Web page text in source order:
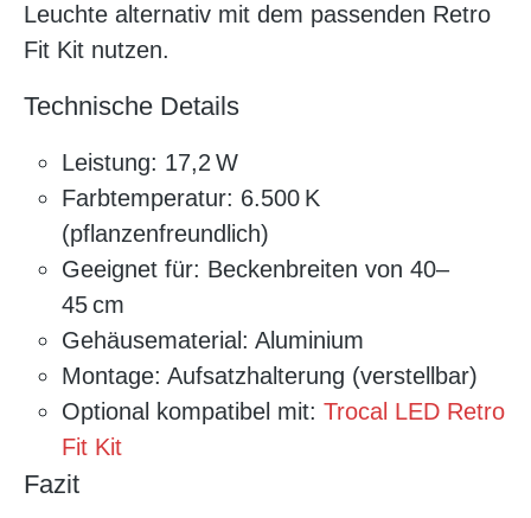
Leuchte alternativ mit dem passenden Retro
Fit Kit nutzen.
Technische Details
Leistung: 17,2 W
Farbtemperatur: 6.500 K
(pflanzenfreundlich)
Geeignet für: Beckenbreiten von 40–
45 cm
Gehäusematerial: Aluminium
Montage: Aufsatzhalterung (verstellbar)
Optional kompatibel mit: Trocal LED Retro
Fit Kit
Fazit